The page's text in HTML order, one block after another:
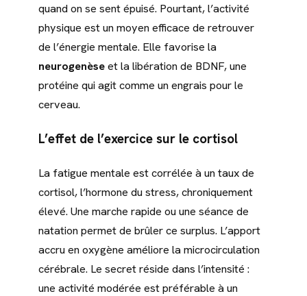
quand on se sent épuisé. Pourtant, l’activité
physique est un moyen efficace de retrouver
de l’énergie mentale. Elle favorise la
neurogenèseet la libération de BDNF, une
protéine qui agit comme un engrais pour le
cerveau.
L’effet de l’exercice sur le cortisol
La fatigue mentale est corrélée à un taux de
cortisol, l’hormone du stress, chroniquement
élevé. Une marche rapide ou une séance de
natation permet de brûler ce surplus. L’apport
accru en oxygène améliore la microcirculation
cérébrale. Le secret réside dans l’intensité :
une activité modérée est préférable à un